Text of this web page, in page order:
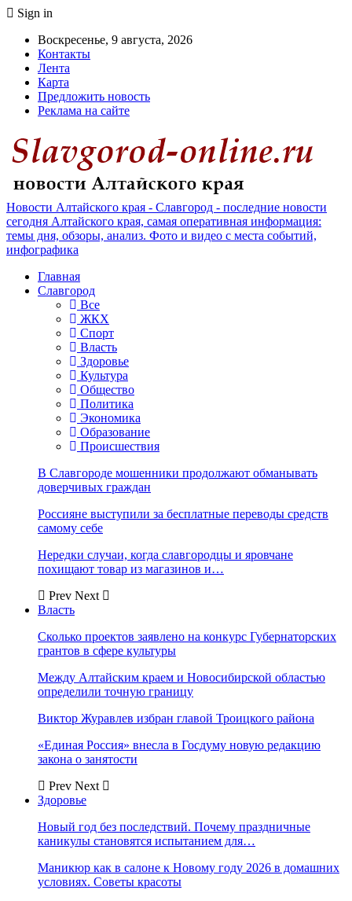
Sign in
Воскресенье, 9 августа, 2026
Контакты
Лента
Карта
Предложить новость
Реклама на сайте
Новости Алтайского края - Славгород - последние новости
сегодня Алтайского края, самая оперативная информация:
темы дня, обзоры, анализ. Фото и видео с места событий,
инфографика
Главная
Славгород
Все
ЖКХ
Спорт
Власть
Здоровье
Культура
Общество
Политика
Экономика
Образование
Происшествия
В Славгороде мошенники продолжают обманывать
доверчивых граждан
Россияне выступили за бесплатные переводы средств
самому себе
Нередки случаи, когда славгородцы и яровчане
похищают товар из магазинов и…
Prev Next
Власть
Сколько проектов заявлено на конкурс Губернаторских
грантов в сфере культуры
Между Алтайским краем и Новосибирской областью
определили точную границу
Виктор Журавлев избран главой Троицкого района
«Единая Россия» внесла в Госдуму новую редакцию
закона о занятости
Prev Next
Здоровье
Новый год без последствий. Почему праздничные
каникулы становятся испытанием для…
Маникюр как в салоне к Новому году 2026 в домашних
условиях. Советы красоты